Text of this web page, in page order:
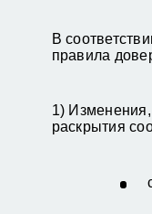
В
правила
1)
раскрытия